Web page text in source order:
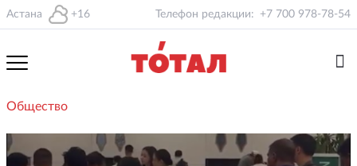
Астана +16 Телефон редакции: +7 700 978-78-54
Общество